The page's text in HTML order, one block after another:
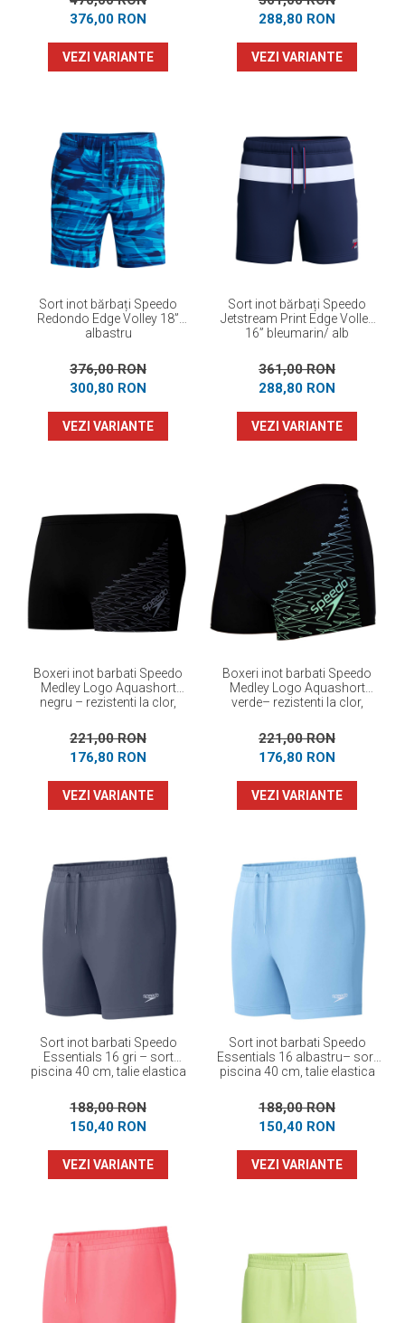
376,00 RON
VEZI VARIANTE
288,80 RON
VEZI VARIANTE
Sort inot bărbați Speedo
Redondo Edge Volley 18”
albastru
376,00 RON
300,80 RON
VEZI VARIANTE
Sort inot bărbați Speedo
Jetstream Print Edge Volley
16” bleumarin/ alb
361,00 RON
288,80 RON
VEZI VARIANTE
Boxeri inot barbati Speedo
Medley Logo Aquashort
negru – rezistenti la clor,
221,00 RON
176,80 RON
VEZI VARIANTE
Boxeri inot barbati Speedo
Medley Logo Aquashort
verde– rezistenti la clor,
221,00 RON
176,80 RON
VEZI VARIANTE
Sort inot barbati Speedo
Essentials 16 gri – sort
piscina 40 cm, talie elastica
188,00 RON
150,40 RON
VEZI VARIANTE
Sort inot barbati Speedo
Essentials 16 albastru– sort
piscina 40 cm, talie elastica
188,00 RON
150,40 RON
VEZI VARIANTE